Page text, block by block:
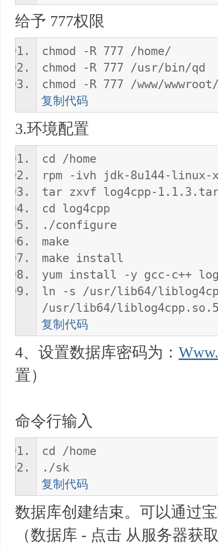
给予 777权限
chmod -R 777 /home/
chmod -R 777 /usr/bin/qd
chmod -R 777 /www/
复制代码
3.环境配置
cd /home
rpm -ivh jdk-8u144-linux-
tar zxvf log4cpp-
cd log4cpp
./configure
make
make install
yum install -y gcc-c++
ln -s /usr/lib64/
/usr/lib64/liblog4cpp.so.5
复制代码
4、设置数据库密码为：
置）
命令行输入
cd /home
./sk
复制代码
数据库创建结束。可以通过
（数据库 - 点击 从服务器获